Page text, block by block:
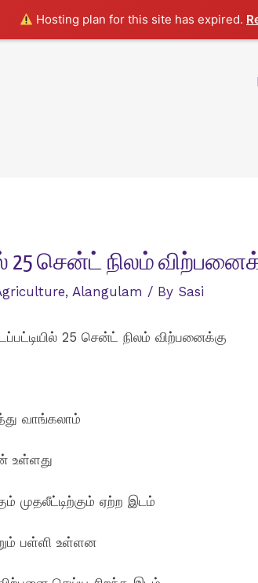
Hosting plan for this site has expired.
25 சென்ட் நிலம்
, Alangulam / By Sasi
25 சென்ட் நிலம் விற்பனைக்கு
வாங்கலாம்
உள்ளது
முதலீட்டிற்கும் ஏற்ற இடம்
பள்ளி உள்ளன